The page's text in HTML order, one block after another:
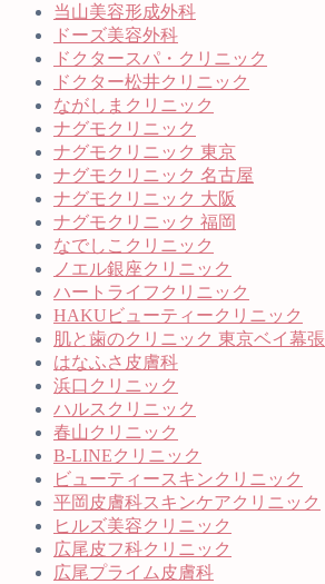
当山美容形成外科
ドーズ美容外科
ドクタースパ・クリニック
ドクター松井クリニック
ながしまクリニック
ナグモクリニック
ナグモクリニック 東京
ナグモクリニック 名古屋
ナグモクリニック 大阪
ナグモクリニック 福岡
なでしこクリニック
ノエル銀座クリニック
ハートライフクリニック
HAKUビューティークリニック
肌と歯のクリニック 東京ベイ幕張
はなふさ皮膚科
浜口クリニック
ハルスクリニック
春山クリニック
B-LINEクリニック
ビューティースキンクリニック
平岡皮膚科スキンケアクリニック
ヒルズ美容クリニック
広尾皮フ科クリニック
広尾プライム皮膚科